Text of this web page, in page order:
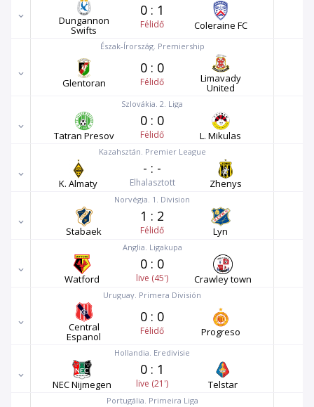
Dungannon
Swifts
0 : 1
Félidő Coleraine FC
Észak-Írország. Premiership
Glentoran
0 : 0
Félidő Limavady
United
Szlovákia. 2. Liga
Tatran Presov
0 : 0
Félidő L. Mikulas
Kazahsztán. Premier League
K. Almaty
- : -
Elhalasztott Zhenys
Norvégia. 1. Division
Stabaek
1 : 2
Félidő Lyn
Anglia. Ligakupa
Watford
0 : 0
live (45') Crawley town
Uruguay. Primera División
Central
Espanol
0 : 0
Félidő Progreso
Hollandia. Eredivisie
NEC Nijmegen
0 : 1
live (21') Telstar
Portugália. Primeira Liga